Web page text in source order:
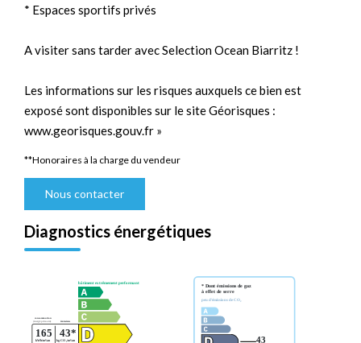
* Espaces sportifs privés
A visiter sans tarder avec Selection Ocean Biarritz !
Les informations sur les risques auxquels ce bien est
exposé sont disponibles sur le site Géorisques :
www.georisques.gouv.fr »
**Honoraires à la charge du vendeur
Nous contacter
Diagnostics énergétiques